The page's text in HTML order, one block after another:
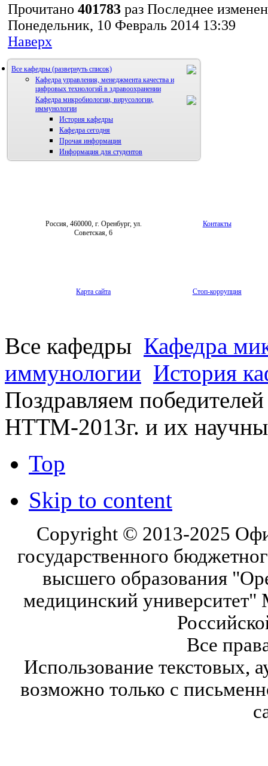
Прочитано 401783 раз Последнее
Понедельник, 10 Февраль 2014 13:39
Наверх
Все кафедры
Кафедра управления, менеджмента качества и
цифровых технологий в здравоохранении
Кафедра микробиологии, вирусологии,
иммунологии
История кафедры
Кафедра сегодня
Прочая информация
Информация для студентов
Россия, 460000, г. Оренбург, ул.
Советская, 6
Контакты
Карта сайта Стоп-коррупция
Все кафедры Кафедра
иммунологии История
Поздравляем
НТТМ-2013г. и их
Top
Skip to content
Copyright © 2013-2025
государственного
высшего образования
медицинский университет"
Все
Использование текстовых,
возможно только с